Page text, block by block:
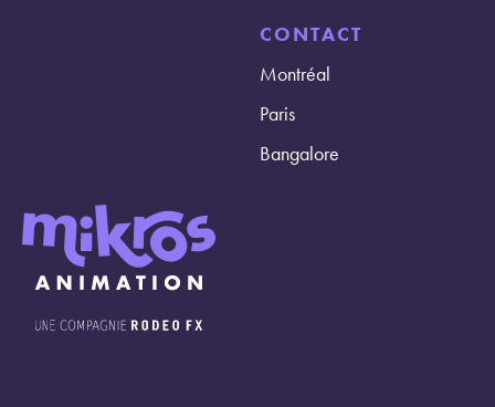
CONTACT
Montréal
Paris
Bangalore